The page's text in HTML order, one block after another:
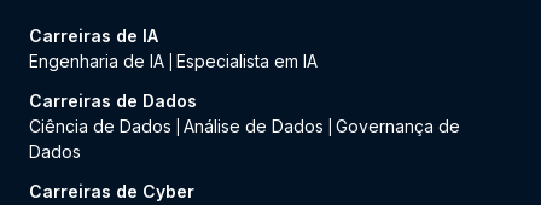
Carreiras de IA
Engenharia de IA Especialista em IA
Carreiras de Dados
Ciência de Dados
Análise de Dados
Governança de
Dados
Carreiras de Cyber